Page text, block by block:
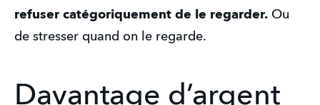
refuser catégoriquement de le regarder. Ou
de stresser quand on le regarde.
Davantage d’argent